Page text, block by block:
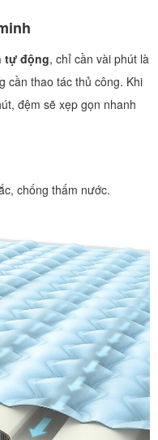
tự động, chỉ cần vài phút là
cần thao tác thủ công. Khi
đệm sẽ xẹp gọn nhanh
chống thấm nước.